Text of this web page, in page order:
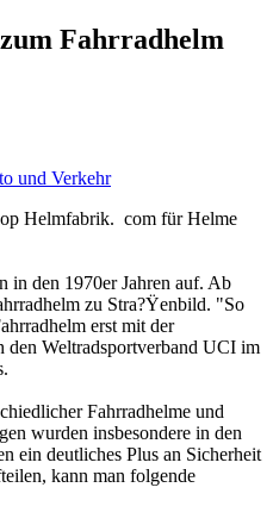
Fahrradhelm
und Verkehr
Helmfabrik. com für Helme
in den 1970er Jahren auf. Ab
zu Stra?Ÿenbild. "So
erst mit der
Weltradsportverband UCI im
Fahrradhelme und
wurden insbesondere in den
ein deutliches Plus an Sicherheit
kann man folgende